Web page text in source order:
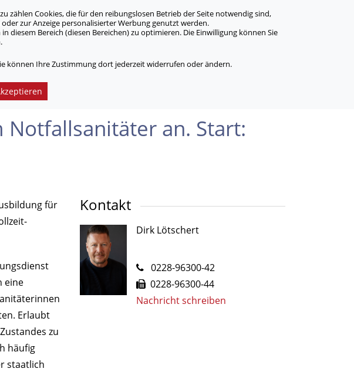
Notfall­sanitäter an. Start:
für
eine
Erlaubt
zu
häufig
staatlich
Kontakt
Dirk Lötschert
0228-96300-42
0228-96300-44
Nachricht schreiben
zählen Cookies, die für den reibungslosen Betrieb der Seite notwendig sind,
zur Anzeige personalisierter Werbung genutzt werden.
Bereich (diesen Bereichen) zu optimieren. Die Einwilligung können Sie
können Ihre Zustimmung dort jederzeit widerrufen oder ändern.